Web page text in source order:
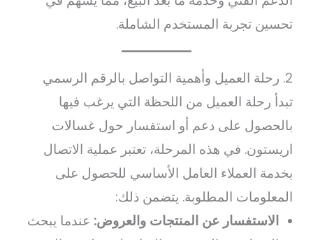
تحسين تجربة المستخدم الشاملة.
2. رحلة العميل وأهمية التواصل بالرقم الرسمي
تبدأ رحلة العميل من اللحظة التي يرغب فيها
بالحصول على دعم أو استفسار حول غسالات
اريستون. في هذه المرحلة، تعتبر عملية الاتصال
بخدمة العملاء العامل الأساسي للحصول على
المعلومات المطلوبة. يتضمن ذلك:
الاستفسار عن المنتجات والعروض: عندما يبحث